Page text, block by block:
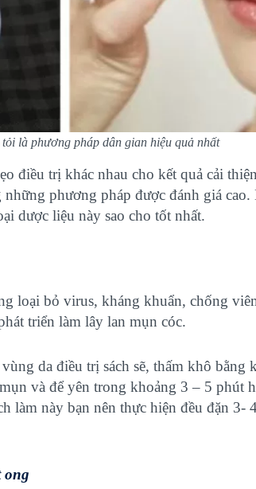
là phương pháp dân gian hiệu quả nhất
điều trị khác nhau cho kết quả cải
phương pháp được đánh giá
dược liệu này sao cho tốt nhất.
loại bỏ virus, kháng khuẩn, chống
triển làm lây lan mụn cóc.
da điều trị sách sẽ, thấm khô bằng
và để yên trong khoảng 3 – 5 phút
làm này bạn nên thực hiện đều đặn 3-
ong